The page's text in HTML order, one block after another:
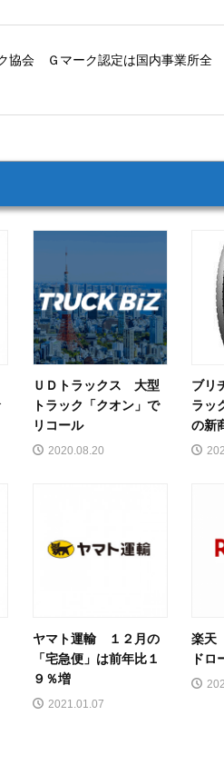
協会 Ｇマーク認定は国内事業所全
ＵＤトラックス 大型
トラック「クオン」で
リコール
2020.08.20
ブリ
ラッ
の新
ヤマト運輸 １２月の
「宅急便」は前年比１
９％増
2021.01.07
楽天
ドロ